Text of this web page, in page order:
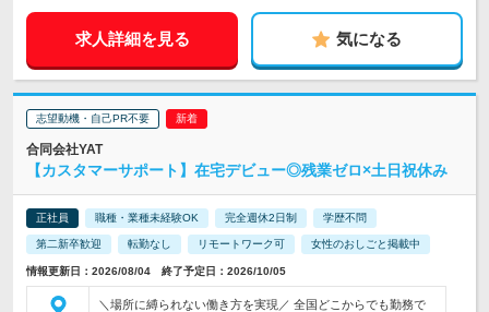
求人詳細を見る 気になる
志望動機・自己PR不要
合同会社YAT
【カスタマーサポート】在宅デビュー◎残業ゼロ×土日祝休み
正社員 職種・業種未経験OK 完全週休2日制 学歴不問
第二新卒歓迎 転勤なし リモートワーク可 女性のおしごと掲載中
情報更新日：2026/08/04 終了予定日：2026/10/05
＼場所に縛られない働き方を実現／ 全国どこからでも勤務で